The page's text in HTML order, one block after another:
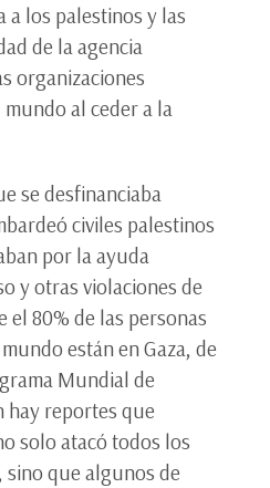
a los palestinos y las
de la agencia
organizaciones
al ceder a la
se desfinanciaba
civiles palestinos
por la ayuda
y otras violaciones de
el 80% de las personas
están en Gaza, de
Mundial de
hay reportes que
solo atacó todos los
sino que algunos de